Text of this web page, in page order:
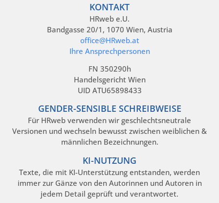
KONTAKT
HRweb e.U.
Bandgasse 20/1, 1070 Wien, Austria
office@HRweb.at
Ihre Ansprechpersonen
FN 350290h
Handelsgericht Wien
UID ATU65898433
GENDER-SENSIBLE SCHREIBWEISE
Für HRweb verwenden wir geschlechtsneutrale
Versionen und wechseln bewusst zwischen weiblichen &
männlichen Bezeichnungen.
KI-NUTZUNG
Texte, die mit KI-Unterstützung entstanden, werden
immer zur Gänze von den Autorinnen und Autoren in
jedem Detail geprüft und verantwortet.